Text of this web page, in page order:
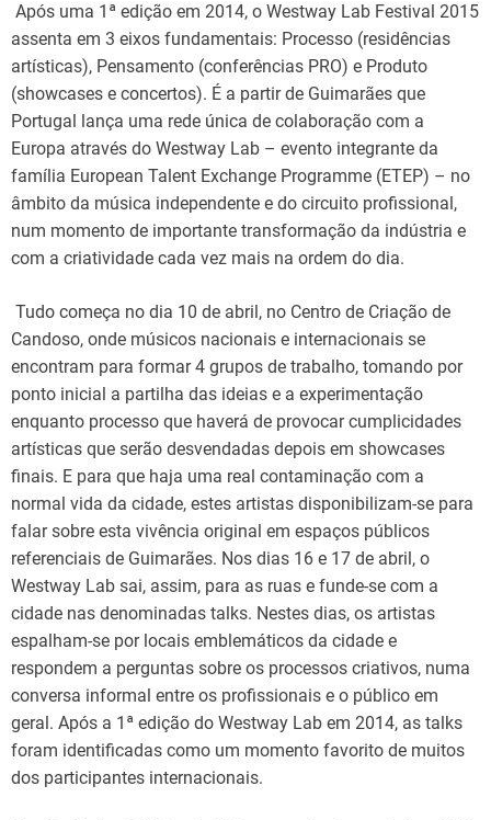
Após uma 1ª edição em 2014, o Westway Lab Festival 2015
assenta em 3 eixos fundamentais: Processo (residências
artísticas), Pensamento (conferências PRO) e Produto
(showcases e concertos). É a partir de Guimarães que
Portugal lança uma rede única de colaboração com a
Europa através do Westway Lab – evento integrante da
família European Talent Exchange Programme (ETEP) – no
âmbito da música independente e do circuito profissional,
num momento de importante transformação da indústria e
com a criatividade cada vez mais na ordem do dia.
Tudo começa no dia 10 de abril, no Centro de Criação de
Candoso, onde músicos nacionais e internacionais se
encontram para formar 4 grupos de trabalho, tomando por
ponto inicial a partilha das ideias e a experimentação
enquanto processo que haverá de provocar cumplicidades
artísticas que serão desvendadas depois em showcases
finais. E para que haja uma real contaminação com a
normal vida da cidade, estes artistas disponibilizam-se para
falar sobre esta vivência original em espaços públicos
referenciais de Guimarães. Nos dias 16 e 17 de abril, o
Westway Lab sai, assim, para as ruas e funde-se com a
cidade nas denominadas talks. Nestes dias, os artistas
espalham-se por locais emblemáticos da cidade e
respondem a perguntas sobre os processos criativos, numa
conversa informal entre os profissionais e o público em
geral. Após a 1ª edição do Westway Lab em 2014, as talks
foram identificadas como um momento favorito de muitos
dos participantes internacionais.